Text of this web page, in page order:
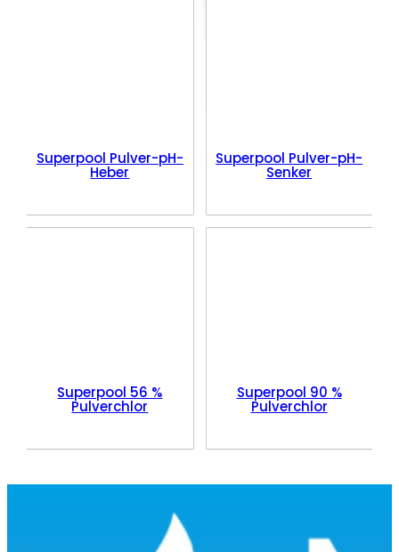
Superpool Pulver-pH-
Heber
Superpool Pulver-pH-
Senker
Superpool 56 %
Pulverchlor
Superpool 90 %
Pulverchlor